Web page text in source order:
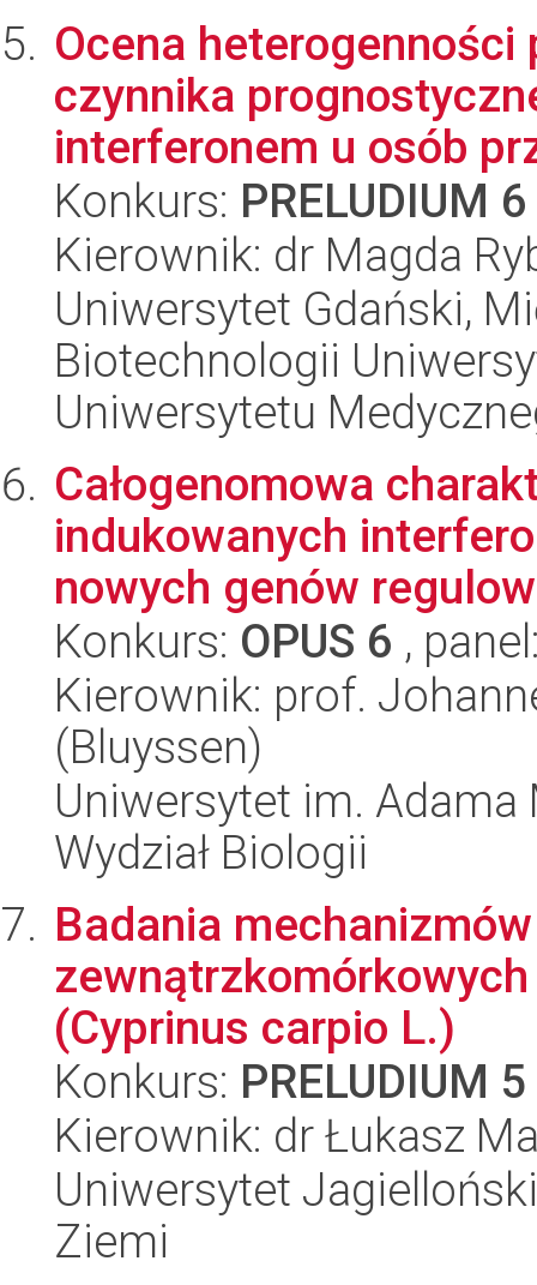
Ocena
czynnika
interferonem u osób
Konkurs: PRELUDIUM 6
Kierownik: dr Magda
Uniwersytet Gdański,
Biotechnologii
Uniwersytetu
Całogenomowa
indukowanych
nowych genów
Konkurs: OPUS 6 ,
Kierownik: prof.
(Bluyssen)
Uniwersytet im.
Wydział Biologii
Badania
(Cyprinus carpio L.)
Konkurs: PRELUDIUM 5
Kierownik: dr Łukasz
Uniwersytet
Ziemi